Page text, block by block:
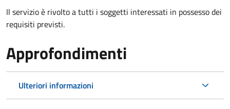
Il servizio è rivolto a tutti i soggetti interessati in possesso dei
requisiti previsti.
Approfondimenti
Ulteriori informazioni